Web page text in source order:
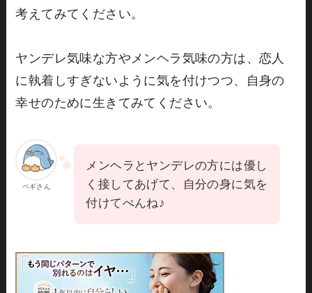
考えてみてください。
ヤンデレ気味な方やメンヘラ気味の方は、恋人
に執着しすぎないように気を付けつつ、自身の
幸せのために生きてみてください。
ペギさん
メンヘラとヤンデレの方には優し
く接してあげて、自分の身に気を
付けてぺんね♪